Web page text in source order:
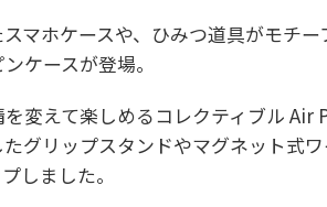
マホケースや、ひみつ道具がモチ
ケースが登場。
変えて楽しめるコレクティブル Air
たグリップスタンドやマグネット式
しました。